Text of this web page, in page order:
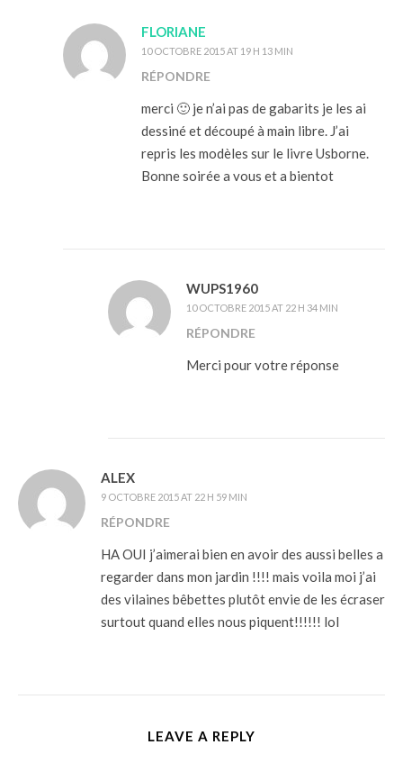
FLORIANE
10 OCTOBRE 2015 AT 19 H 13 MIN
RÉPONDRE
merci 🙂 je n’ai pas de gabarits je les ai
dessiné et découpé à main libre. J’ai
repris les modèles sur le livre Usborne.
Bonne soirée a vous et a bientot
WUPS1960
10 OCTOBRE 2015 AT 22 H 34 MIN
RÉPONDRE
Merci pour votre réponse
ALEX
9 OCTOBRE 2015 AT 22 H 59 MIN
RÉPONDRE
HA OUI j’aimerai bien en avoir des aussi belles a
regarder dans mon jardin !!!! mais voila moi j’ai
des vilaines bêbettes plutôt envie de les écraser
surtout quand elles nous piquent!!!!!! lol
LEAVE A REPLY